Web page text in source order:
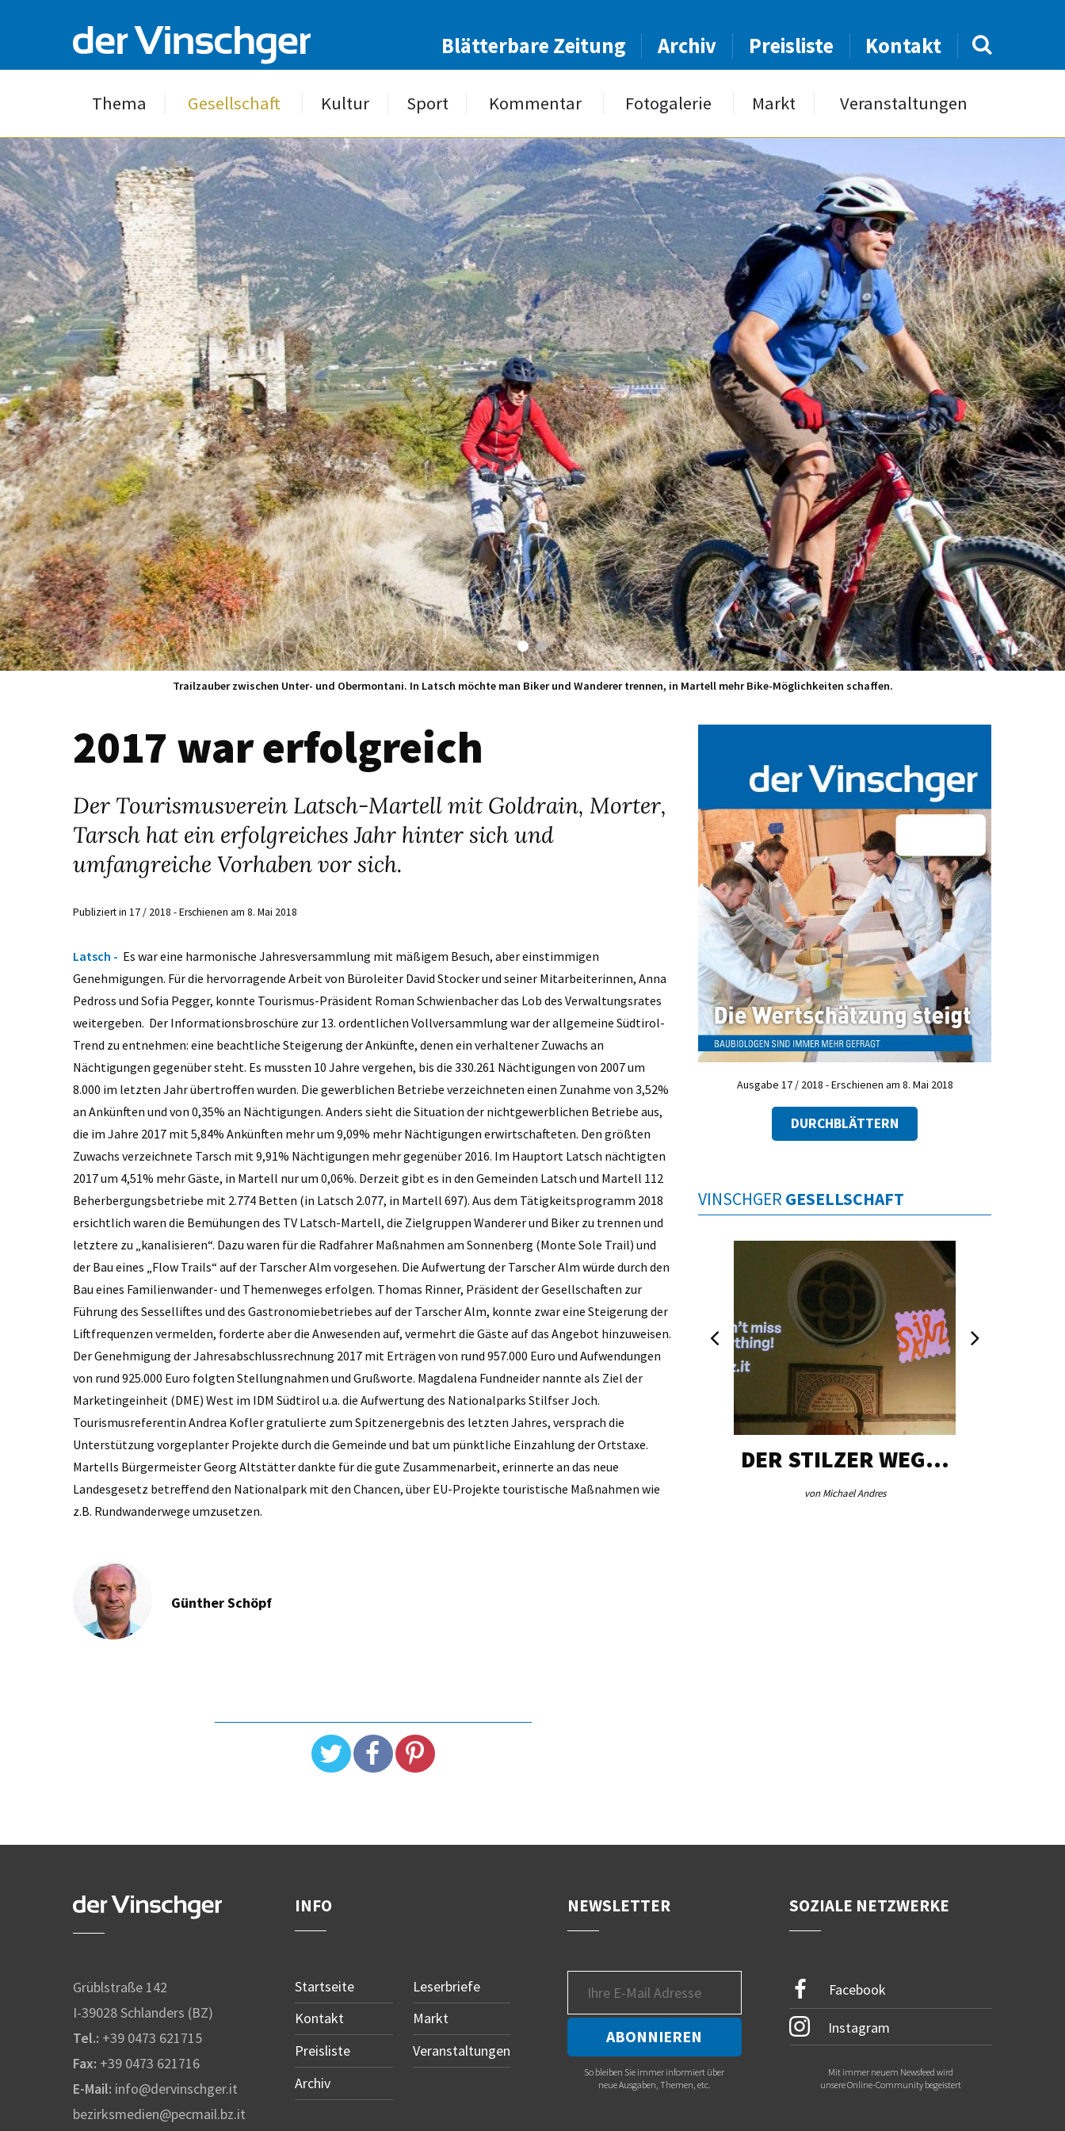
Blätterbare Zeitung Archiv Preisliste Kontakt
Thema Gesellschaft Kultur Sport Kommentar Fotogalerie Markt Veranstaltungen
Trailzauber zwischen Unter- und Obermontani. In Latsch möchte man Biker und Wanderer trennen, in Martell mehr Bike-Möglichkeiten schaffen.
2017 war erfolgreich
Der Tourismusverein Latsch-Martell mit Goldrain, Morter,
Tarsch hat ein erfolgreiches Jahr hinter sich und
umfangreiche Vorhaben vor sich.
Publiziert in 17 / 2018 - Erschienen am 8. Mai 2018
Latsch - Es war eine harmonische Jahresversammlung mit mäßigem Besuch, aber einstimmigen
Genehmigungen. Für die hervorragende Arbeit von Büroleiter David Stocker und seiner Mitarbeiterinnen, Anna
Pedross und Sofia Pegger, konnte Tourismus-Präsident Roman Schwienbacher das Lob des Verwaltungsrates
weitergeben. Der Informationsbroschüre zur 13. ordentlichen Vollversammlung war der allgemeine Südtirol-
Trend zu entnehmen: eine beachtliche Steigerung der Ankünfte, denen ein verhaltener Zuwachs an
Nächtigungen gegenüber steht. Es mussten 10 Jahre vergehen, bis die 330.261 Nächtigungen von 2007 um
8.000 im letzten Jahr übertroffen wurden. Die gewerblichen Betriebe verzeichneten einen Zunahme von 3,52%
an Ankünften und von 0,35% an Nächtigungen. Anders sieht die Situation der nichtgewerblichen Betriebe aus,
die im Jahre 2017 mit 5,84% Ankünften mehr um 9,09% mehr Nächtigungen erwirtschafteten. Den größten
Zuwachs verzeichnete Tarsch mit 9,91% Nächtigungen mehr gegenüber 2016. Im Hauptort Latsch nächtigten
2017 um 4,51% mehr Gäste, in Martell nur um 0,06%. Derzeit gibt es in den Gemeinden Latsch und Martell 112
Beherbergungsbetriebe mit 2.774 Betten (in Latsch 2.077, in Martell 697). Aus dem Tätigkeitsprogramm 2018
ersichtlich waren die Bemühungen des TV Latsch-Martell, die Zielgruppen Wanderer und Biker zu trennen und
letztere zu „kanalisieren“. Dazu waren für die Radfahrer Maßnahmen am Sonnenberg (Monte Sole Trail) und
der Bau eines „Flow Trails“ auf der Tarscher Alm vorgesehen. Die Aufwertung der Tarscher Alm würde durch den
Bau eines Familienwander- und Themenweges erfolgen. Thomas Rinner, Präsident der Gesellschaften zur
Führung des Sesselliftes und des Gastronomiebetriebes auf der Tarscher Alm, konnte zwar eine Steigerung der
Liftfrequenzen vermelden, forderte aber die Anwesenden auf, vermehrt die Gäste auf das Angebot hinzuweisen.
Der Genehmigung der Jahresabschlussrechnung 2017 mit Erträgen von rund 957.000 Euro und Aufwendungen
von rund 925.000 Euro folgten Stellungnahmen und Grußworte. Magdalena Fundneider nannte als Ziel der
Marketingeinheit (DME) West im IDM Südtirol u.a. die Aufwertung des Nationalparks Stilfser Joch.
Tourismusreferentin Andrea Kofler gratulierte zum Spitzenergebnis des letzten Jahres, versprach die
Unterstützung vorgeplanter Projekte durch die Gemeinde und bat um pünktliche Einzahlung der Ortstaxe.
Martells Bürgermeister Georg Altstätter dankte für die gute Zusammenarbeit, erinnerte an das neue
Landesgesetz betreffend den Nationalpark mit den Chancen, über EU-Projekte touristische Maßnahmen wie
z.B. Rundwanderwege umzusetzen.
Günther Schöpf
Ausgabe 17 / 2018 - Erschienen am 8. Mai 2018
DURCHBLÄTTERN
VINSCHGER GESELLSCHAFT
DER STILZER WEG…
von Michael Andres
Grüblstraße 142
I-39028 Schlanders (BZ)
Tel.: +39 0473 621715
Fax: +39 0473 621716
E-Mail: info@dervinschger.it
bezirksmedien@pecmail.bz.it
INFO
Startseite
Kontakt
Preisliste
Archiv
Leserbriefe
Markt
Veranstaltungen
NEWSLETTER
So bleiben Sie immer informiert über
neue Ausgaben, Themen, etc.
SOZIALE NETZWERKE
Facebook
Instagram
Mit immer neuem Newsfeed wird
unsere Online-Community begeistert